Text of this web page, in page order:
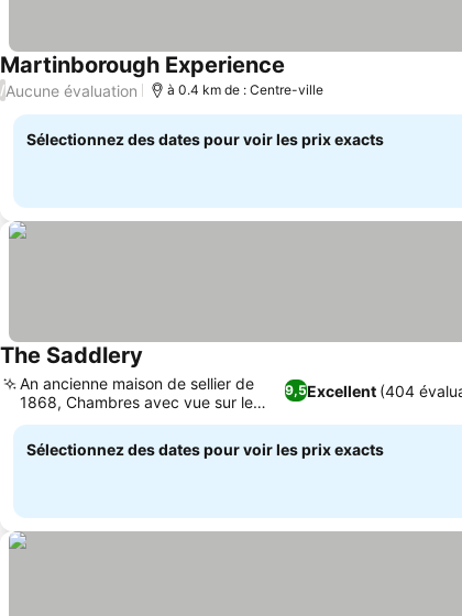
Martinborough Experience
/Aucune évaluation à 0.4 km de : Centre-ville
Sélectionnez des dates pour voir les prix exacts
The Saddlery
9,5Excellent (404
An ancienne maison de sellier de
1868, Chambres avec vue sur le
jardin
Sélectionnez des dates pour voir les prix exacts